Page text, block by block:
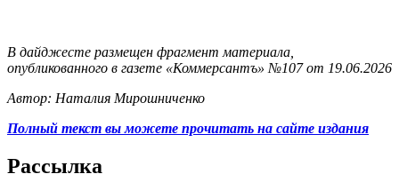
В дайджесте размещен фрагмент материала,
опубликованного в газете «Коммерсантъ» №107 от 19.06.2026
Автор: Наталия Мирошниченко
Полный текст вы можете прочитать на сайте издания
Рассылка